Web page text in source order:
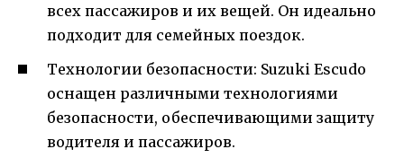
всех пассажиров и их вещей. Он идеально
подходит для семейных поездок.
Технологии безопасности: Suzuki Escudo
оснащен различными технологиями
безопасности, обеспечивающими защиту
водителя и пассажиров.